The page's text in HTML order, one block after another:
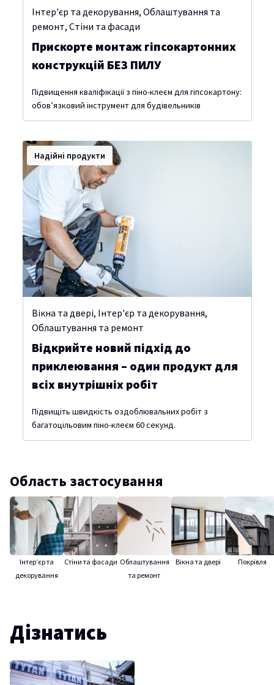
Інтер'єр та декорування, Облаштування та
ремонт, Стіни та фасади
Прискорте монтаж гіпсокартонних
конструкцій БЕЗ ПИЛУ
Підвищення кваліфікації з піно-клеєм для гіпсокартону:
обов’язковий інструмент для будівельників
Надійні продукти
Вікна та двері, Інтер'єр та декорування,
Облаштування та ремонт
Відкрийте новий підхід до
приклеювання – один продукт для
всіх внутрішніх робіт
Підвищіть швидкість оздоблювальних робіт з
багатоцільовим піно-клеєм 60 секунд.
Область застосування
Інтер’єр та
декорування
Стіни та фасади Облаштування
та ремонт
Вікна та двері Покрівля
Дізнатись